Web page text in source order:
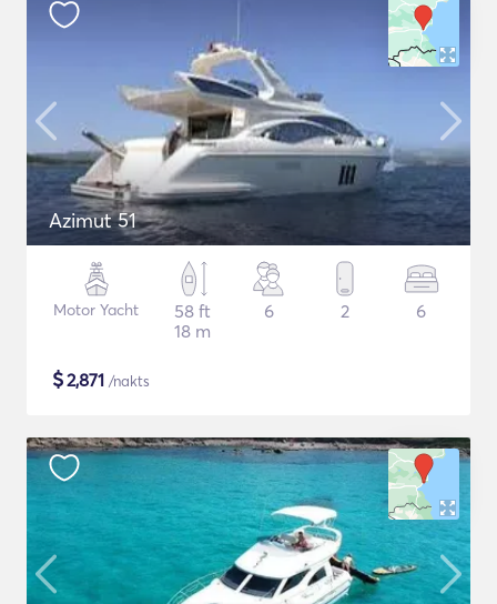
Azimut 51
Motor Yacht
58 ft
18 m
6 2 6
$2,871 /nakts